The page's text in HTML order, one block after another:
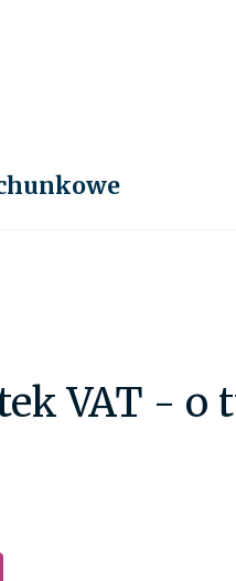
VAT - o